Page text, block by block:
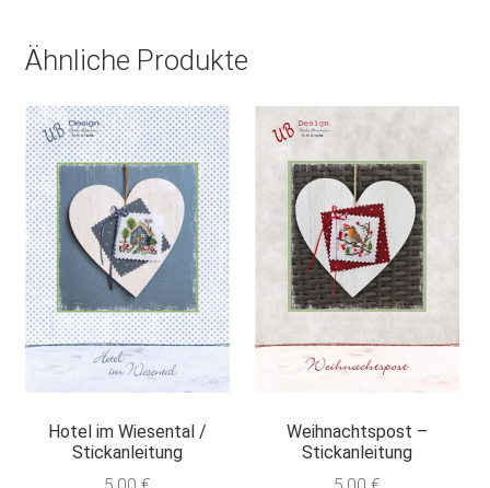
Ähnliche Produkte
Hotel im Wiesental /
Stickanleitung
Weihnachtspost –
Stickanleitung